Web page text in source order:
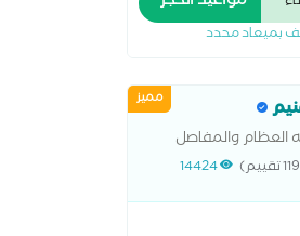
بميعاد محدد
مميز
العظام والمفاصل
14424